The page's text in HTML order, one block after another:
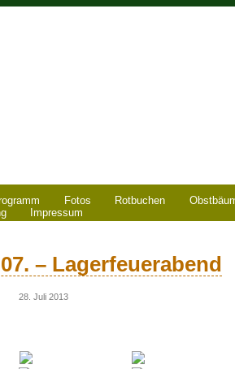
Fotos Rotbuchen
Impressum
– Lagerfeuerabend
28. Juli 2013